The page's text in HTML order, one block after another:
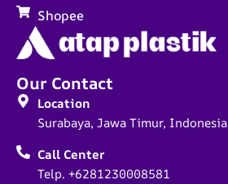
Our Contact
Location
Surabaya, Jawa Timur, Indonesia
Call Center
Telp. +6281230008581
Shopee